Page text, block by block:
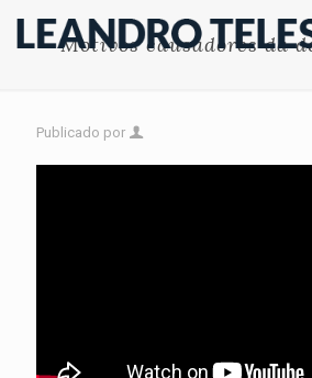
Motivos causadores da
Publicado por